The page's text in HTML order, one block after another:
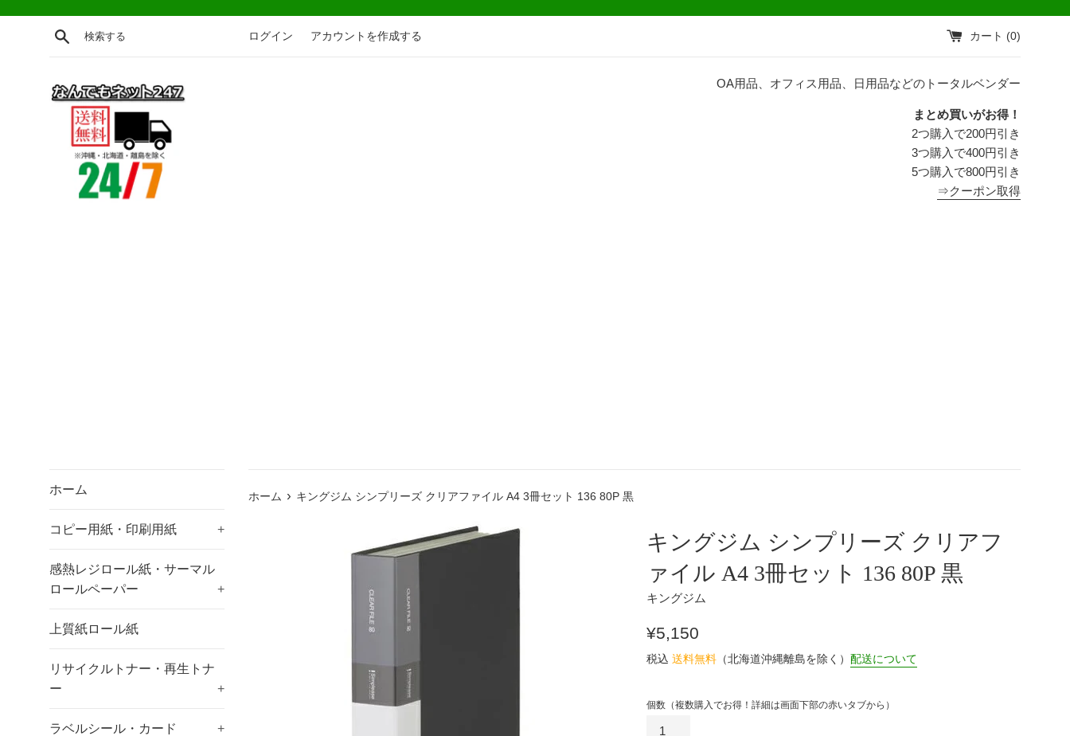
検索する ログイン アカウントを作成する カート (0)
OA用品、オフィス用品、日用品などのトータルベンダー
まとめ買いがお得！
2つ購入で200円引き
3つ購入で400円引き
5つ購入で800円引き
⇒クーポン取得
ホーム
コピー用紙・印刷用紙 +
感熱レジロール紙・サーマル
ロールペーパー
+
上質紙ロール紙
リサイクルトナー・再生トナ
ー
+
ラベルシール・カード +
ホーム › キングジム シンプリーズ クリアファイル A4 3冊セット 136 80P 黒
キングジム シンプリーズ クリアフ
ァイル A4 3冊セット 136 80P 黒
キングジム
通
価
¥5,150
税込 送料無料 （北海道沖縄離島を除く） 配送について
個数（複数購入でお得！詳細は画面下部の赤いタブから）